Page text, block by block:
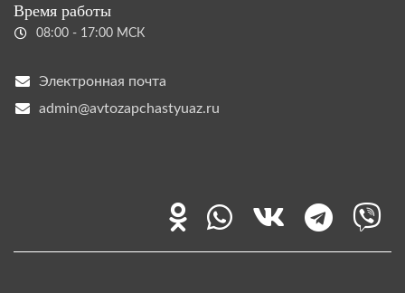
Время работы
08:00 - 17:00 МСК
Электронная почта
admin@avtozapchastyuaz.ru